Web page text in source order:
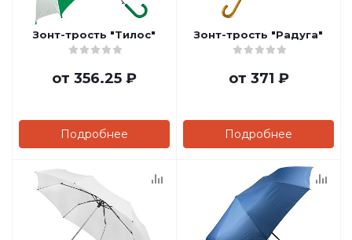
Зонт-трость "Тилос"
от 356.25 ₽
Подробнее
Зонт-трость "Радуга"
от 371 ₽
Подробнее